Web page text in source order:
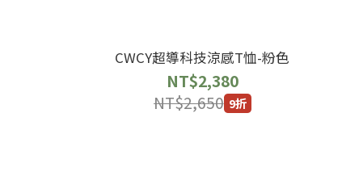
CWCY超導科技涼感T恤-粉色
NT$2,380
NT$2,650 9折